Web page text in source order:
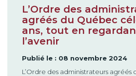
L’Ordre des
agréés du Québec
ans, tout en
l’avenir
Publié le : 08 novembre 2024
L’Ordre des administrateurs agréés